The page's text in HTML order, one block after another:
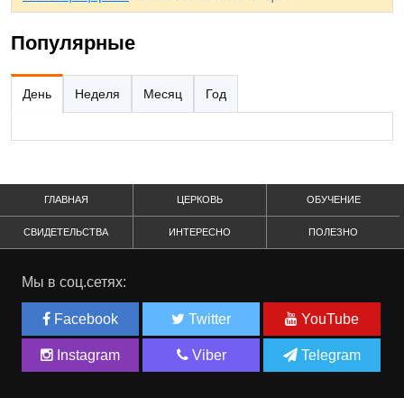
Популярные
День Неделя Месяц Год
ГЛАВНАЯ ЦЕРКОВЬ ОБУЧЕНИЕ
СВИДЕТЕЛЬСТВА ИНТЕРЕСНО ПОЛЕЗНО
Мы в соц.сетях:
Facebook Twitter YouTube
Instagram Viber Telegram